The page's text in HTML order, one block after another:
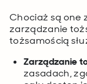
Chociaż są one
zarządzanie
tożsamością
Zarządzanie
zasadach,